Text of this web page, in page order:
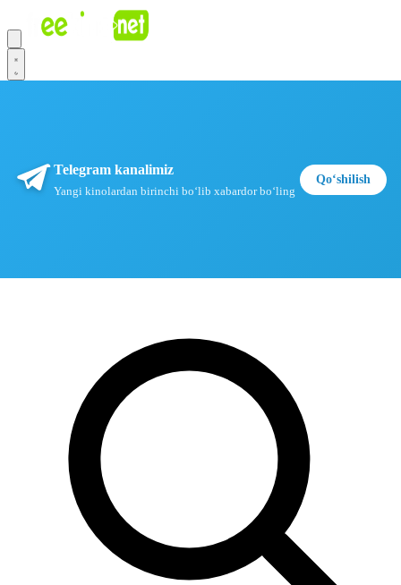
Telegram kanalimiz
Yangi kinolardan birinchi boʻlib xabardor boʻling
Qoʻshilish